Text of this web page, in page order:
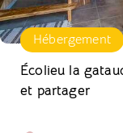
Hébergement
Écolieu la
et partager